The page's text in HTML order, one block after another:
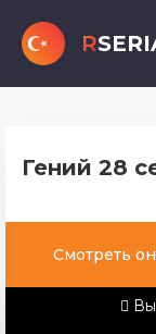
R
Гений 28
Смотреть